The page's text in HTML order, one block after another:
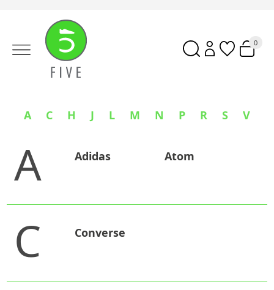
0
A Adidas Atom
C Converse
A C H J L M N P R S V